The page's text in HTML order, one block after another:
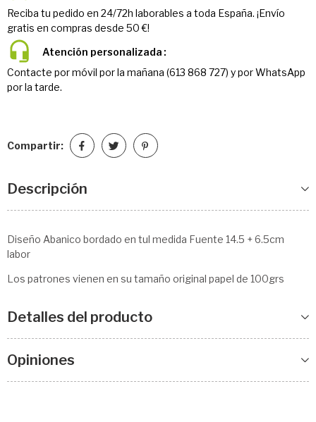
Reciba tu pedido en 24/72h laborables a toda España. ¡Envío
gratis en compras desde 50 €!
Atención personalizada
Contacte por móvil por la mañana (613 868 727) y por WhatsApp
por la tarde.
Compartir:
Descripción
Diseño Abanico bordado en tul medida Fuente 14.5 + 6.5cm
labor
Los patrones vienen en su tamaño original papel de 100grs
Detalles del producto
Opiniones